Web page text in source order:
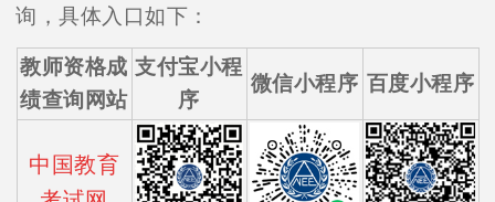
询，具体入口如下：
教师资格成
绩查询网站
支付宝小程
序
微信小程序 百度小程序
中国教育